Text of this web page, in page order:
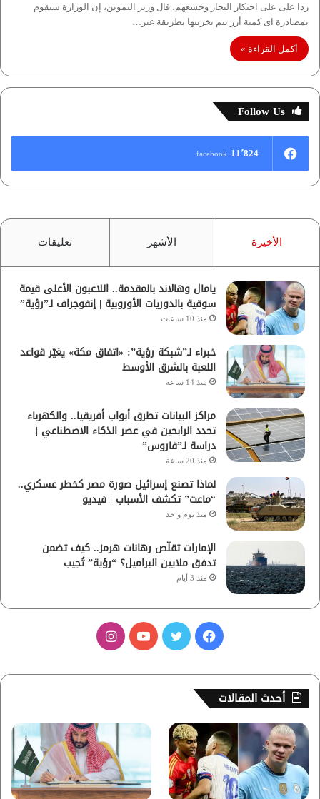
ردا على على احتكار التجار وجشعهم، قال وزير التموين، إن الوزارة ستقوم
بمصادرة اى كمية أرز يتم تخزينها بطريقة غير…
أكمل القراءة »
Follow Us
11٬824 facebook
الأخيرة الأشهر تعليقات
يامال وهالاند بالمقدمة.. اللاعبون الأعلى قيمة
سوقية بالدوريات الأوروبية | إنفوجراف لـ”رؤية”
منذ 10 ساعات
خبراء لـ”شبكة رؤية”: «اتفاق مكة» يغيّر قواعد
اللعبة بالشرق الأوسط
منذ 14 ساعة
مراكز البيانات تطرق أبواب أفريقيا.. والكهرباء
تحدد الرابحين في عصر الذكاء الاصطناعي |
دراسة لـ”فاروس”
منذ 20 ساعة
لماذا تصنع إسرائيل صورة مصر كخطر عسكري..
“ماعت” تكشف الأسباب | فيديو
منذ يوم واحد
الإمارات تقلّص رهانات هرمز.. كيف تضمن
تدفق ملايين البراميل؟ “رؤية” تُجيب
منذ 3 أيام
س
ب
و
ك
ي
ب
ت
ق
ر
أحدث المقالات